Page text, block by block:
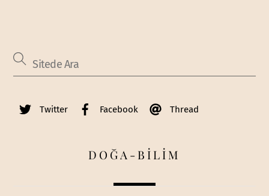
Twitter Facebook Thread
DOĞA-BİLİM